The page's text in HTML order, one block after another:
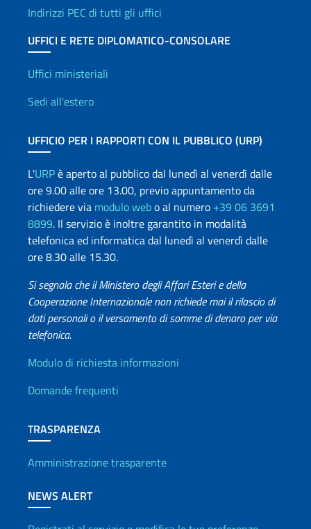
Indirizzi PEC di tutti gli uffici
UFFICI E RETE DIPLOMATICO-CONSOLARE
Uffici e Rete diplomatica
Uffici ministeriali
Sedi all'estero
UFFICIO PER I RAPPORTI CON IL PUBBLICO (URP)
L'URPè aperto al pubblico dal lunedì al venerdì dalle
ore 9.00 alle ore 13.00, previo appuntamento da
richiedere via modulo webo al numero +39 06 3691
8899. Il servizio è inoltre garantito in modalità
telefonica ed informatica dal lunedì al venerdì dalle
ore 8.30 alle 15.30.
Si segnala che il Ministero degli Affari Esteri e della
Cooperazione Internazionale non richiede mai il rilascio di
dati personali o il versamento di somme di denaro per via
telefonica.
Info utili
Modulo di richiesta informazioni
Domande frequenti
TRASPARENZA
Amministrazione trasparente
NEWS ALERT